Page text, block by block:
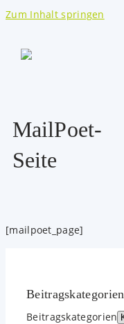
Zum Inhalt springen
MailPoet-
Seite
[mailpoet_page]
Beitrags­kategorien
Beitrags­kategorien